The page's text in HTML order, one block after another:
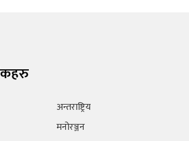
अन्तराष्ट्रिय
मनोरञ्जन